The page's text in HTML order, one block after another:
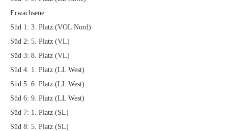
Erwachsene
Süd 1: 3. Platz (VOL Nord)
Süd 2: 5. Platz (VL)
Süd 3: 8. Platz (VL)
Süd 4. 1. Platz (LL West)
Süd 5: 6. Platz (LL West)
Süd 6: 9. Platz (LL West)
Süd 7: 1. Platz (SL)
Süd 8: 5. Platz (SL)